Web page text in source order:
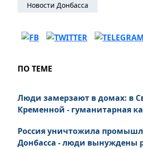
Новости Донбасса
ПО ТЕМЕ
Люди замерзают в домах: в
Кременной - гуманитарная
Россия уничтожила
Донбасса - люди вынуждены